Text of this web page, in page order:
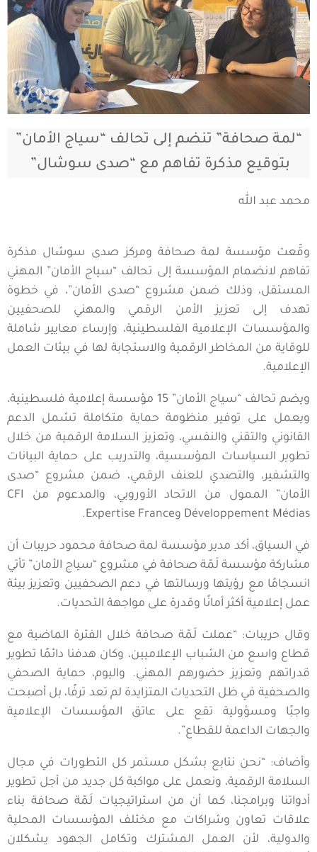
“لمة صحافة” تنضم إلى تحالف “سياج الأمان”
بتوقيع مذكرة تفاهم مع “صدى سوشال”
محمد عبد الله
وقّعت مؤسسة لمة صحافة ومركز صدى سوشال مذكرة
تفاهم لانضمام المؤسسة إلى تحالف “سياج الأمان” المهني
المستقل، وذلك ضمن مشروع “صدى الأمان”، في خطوة
تهدف إلى تعزيز الأمن الرقمي والمهني للصحفيين
والمؤسسات الإعلامية الفلسطينية، وإرساء معايير شاملة
للوقاية من المخاطر الرقمية والاستجابة لها في بيئات العمل
الإعلامية.
ويضم تحالف “سياج الأمان” 15 مؤسسة إعلامية فلسطينية،
ويعمل على توفير منظومة حماية متكاملة تشمل الدعم
القانوني والتقني والنفسي، وتعزيز السلامة الرقمية من خلال
تطوير السياسات المؤسسية، والتدريب على حماية البيانات
والتشفير، والتصدي للعنف الرقمي، ضمن مشروع “صدى
الأمان” الممول من الاتحاد الأوروبي، والمدعوم من CFI
Développement Médias وExpertise France.
في السياق، أكد مدير مؤسسة لمة صحافة محمود حريبات أن
مشاركة مؤسسة لَمّة صحافة في مشروع “سياج الأمان” تأتي
انسجامًا مع رؤيتها ورسالتها في دعم الصحفيين وتعزيز بيئة
عمل إعلامية أكثر أمانًا وقدرة على مواجهة التحديات.
وقال حريبات: “عملت لَمّة صحافة خلال الفترة الماضية مع
قطاع واسع من الشباب الإعلاميين، وكان هدفنا دائمًا تطوير
قدراتهم وتعزيز حضورهم المهني. واليوم، حماية الصحفي
والصحفية في ظل التحديات المتزايدة لم تعد ترفًا، بل أصبحت
واجبًا ومسؤولية تقع على عاتق المؤسسات الإعلامية
والجهات الداعمة للقطاع”.
وأضاف: “نحن نتابع بشكل مستمر كل التطورات في مجال
السلامة الرقمية، ونعمل على مواكبة كل جديد من أجل تطوير
أدواتنا وبرامجنا، كما أن من استراتيجيات لَمّة صحافة بناء
علاقات تعاون وشراكات مع مختلف المؤسسات المحلية
والدولية، لأن العمل المشترك وتكامل الجهود يشكلان